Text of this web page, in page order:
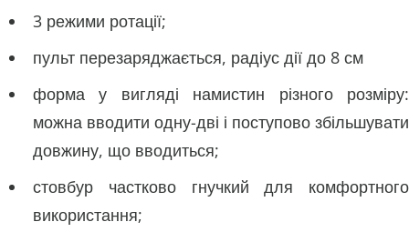
3 режими ротації;
пульт перезаряджається, радіус дії до 8 см
форма у вигляді намистин різного розміру:
можна вводити одну-дві і поступово збільшувати
довжину, що вводиться;
стовбур частково гнучкий для комфортного
використання;